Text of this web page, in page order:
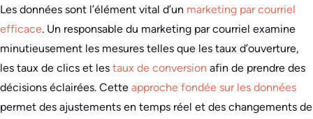
Les données sont l’élément vital d’un marketing par courriel
efficace. Un responsable du marketing par courriel examine
minutieusement les mesures telles que les taux d’ouverture,
les taux de clics et les taux de conversion afin de prendre des
décisions éclairées. Cette approche fondée sur les données
permet des ajustements en temps réel et des changements de